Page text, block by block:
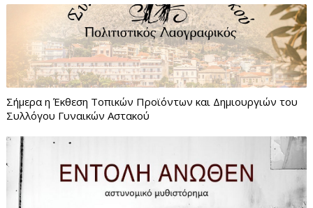
Σήμερα η Έκθεση Τοπικών Προϊόντων και Δημιουργιών του
Συλλόγου Γυναικών Αστακού